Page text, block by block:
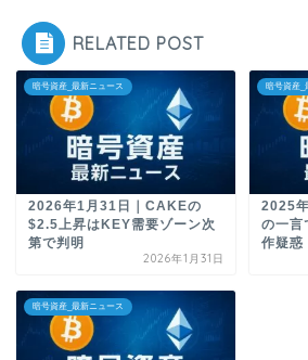
RELATED POST
暗号資産_最新ニュース
2026年1月31日｜CAKEの
$2.5上昇はKEY需要ゾーン次
第で判明
2026年1月31日
暗号資産_
2025
の一言
作疑惑
暗号資産_最新ニュース